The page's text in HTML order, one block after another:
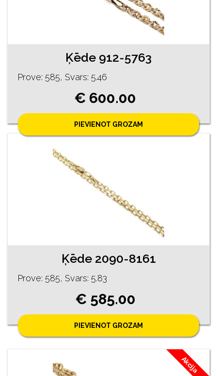
Ķēde 912-5763
Prove: 585, Svars: 5.46
€ 600.00
PIEVIENOT GROZAM
Ķēde 2090-8161
Prove: 585, Svars: 5.83
€ 585.00
PIEVIENOT GROZAM
Akcija